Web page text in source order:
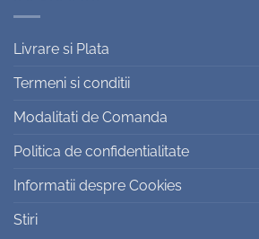
Livrare si Plata
Termeni si conditii
Modalitati de Comanda
Politica de confidentialitate
Informatii despre Cookies
Stiri